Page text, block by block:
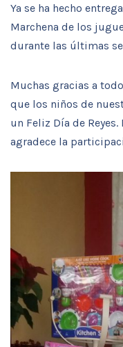
Ya se ha hecho
Marchena de los
durante las últimas
Muchas gracias a
que los niños de
un Feliz Día de
agradece la